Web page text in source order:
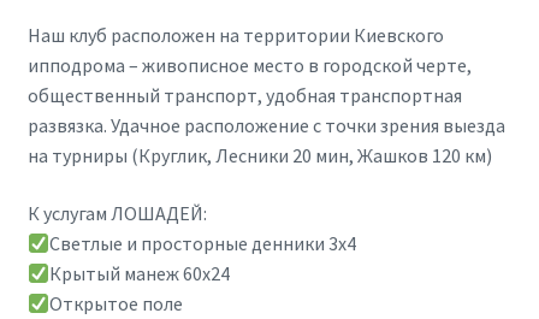
Наш клуб расположен на территории Киевского
ипподрома – живописное место в городской черте,
общественный транспорт, удобная транспортная
развязка. Удачное расположение с точки зрения выезда
на турниры (Круглик, Лесники 20 мин, Жашков 120 км)
К услугам ЛОШАДЕЙ:
Светлые и просторные денники 3х4
Крытый манеж 60х24
Открытое поле